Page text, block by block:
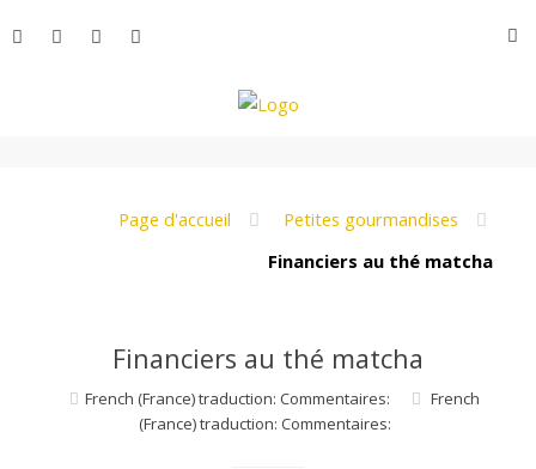
au
Page d'accueil
Petites gourmandises
Financiers au thé matcha
Financiers au thé matcha
French (France) traduction: Commentaires:
French
(France) traduction: Commentaires: